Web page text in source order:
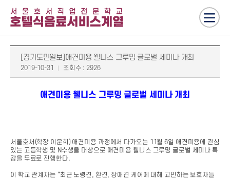
[경기도민일보]애견미용 웰니스 그루밍 글로벌 세미나 개최
2019-10-31 조회수 : 2926
애견미용 웰니스 그루밍 글로벌 세미나 개최
서울호서(학장 이운희) 애견미용 과정에서 다가오는 11월 6일 애견미용에 관심
있는 고등학생 및 N수생을 대상으로 애견미용 웰니스 그루밍 글로벌 세미나 특
강을 무료로 진행한다.
이 학교 관계자는 “최근 노령견, 환견, 장애견 케어에 대해 고민하는 보호자들